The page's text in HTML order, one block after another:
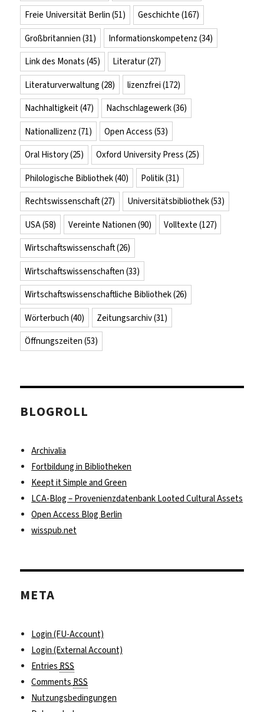
Freie Universität Berlin (51) Geschichte (167)
Großbritannien (31) Informationskompetenz (34)
Link des Monats (45) Literatur(27)
Literaturverwaltung (28) lizenzfrei (172)
Nachhaltigkeit(47) Nachschlagewerk(36)
Nationallizenz (71) Open Access (53)
Oral History(25) Oxford University Press (25)
Philologische Bibliothek(40) Politik(31)
Rechtswissenschaft(27) Universitätsbibliothek(53)
USA(58) Vereinte Nationen (90) Volltexte (127)
Wirtschaftswissenschaft(26)
Wirtschaftswissenschaften (33)
Wirtschaftswissenschaftliche Bibliothek(26)
Wörterbuch (40) Zeitungsarchiv(31)
Öffnungszeiten (53)
BLOGROLL
Archivalia
Fortbildung in Bibliotheken
Keept it Simple and Green
LCA-Blog – Provenienzdatenbank Looted Cultural Assets
Open Access Blog Berlin
wisspub.net
META
Login (FU-Account)
Login (External Account)
Entries RSS
Comments RSS
Nutzungsbedingungen